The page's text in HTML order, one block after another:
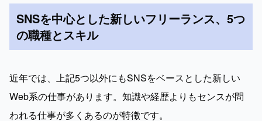
SNSを中心とした新しいフリーランス、5つ
の職種とスキル
近年では、上記5つ以外にもSNSをベースとした新しい
Web系の仕事があります。知識や経歴よりもセンスが問
われる仕事が多くあるのが特徴です。